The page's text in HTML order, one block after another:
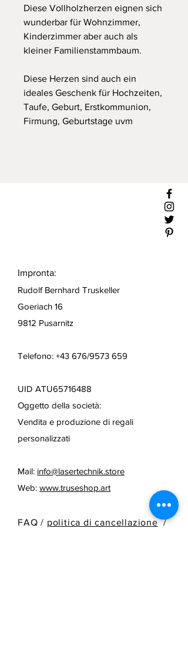
Diese Vollholzherzen eignen sich
wunderbar für Wohnzimmer,
Kinderzimmer aber auch als
kleiner Familienstammbaum.
Diese Herzen sind auch ein
ideales Geschenk für Hochzeiten,
Taufe, Geburt, Erstkommunion,
Firmung, Geburtstage uvm
Impronta:
Rudolf Bernhard Truskeller
Goeriach 16
9812 Pusarnitz
Telefono: +43 676/9573 659
UID ATU65716488
Oggetto della società:
Vendita e produzione di regali
personalizzati
Mail: info@lasertechnik.store
Web: www.truseshop.art
FAQ / politica di cancellazione /